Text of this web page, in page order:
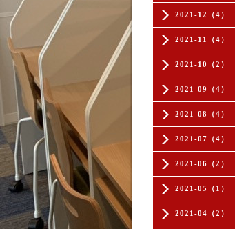
2021-12（4）
2021-11（4）
2021-10（2）
2021-09（4）
2021-08（4）
2021-07（4）
2021-06（2）
2021-05（1）
2021-04（2）